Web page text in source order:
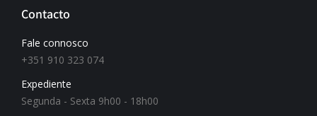
Contacto
Fale connosco
+351 910 323 074
Expediente
Segunda - Sexta 9h00 - 18h00